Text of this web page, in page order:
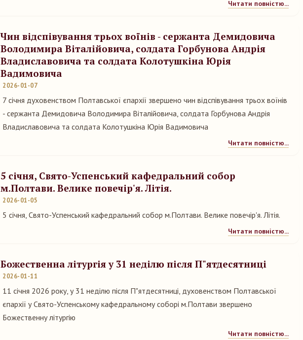
Читати повністю...
Чин відспівування трьох воїнів - сержанта Демидовича
Володимира Віталійовича, солдата Горбунова Андрія
Владиславовича та солдата Колотушкіна Юрія
Вадимовича
2026-01-07
7 січня духовенством Полтавської єпархії звершено чин відспівування трьох воїнів
- сержанта Демидовича Володимира Віталійовича, солдата Горбунова Андрія
Владиславовича та солдата Колотушкіна Юрія Вадимовича
Читати повністю...
5 січня, Свято-Успенський кафедральний собор
м.Полтави. Велике повечір'я. Літія.
2026-01-05
5 січня, Свято-Успенський кафедральний собор м.Полтави. Велике повечір'я. Літія.
Читати повністю...
Божественна літургія у 31 неділю після П"ятдесятниці
2026-01-11
11 січня 2026 року, у 31 неділю після П"ятдесятниці, духовенством Полтавської
єпархії у Свято-Успенському кафедральному соборі м.Полтави звершено
Божественну літургію
Читати повністю...